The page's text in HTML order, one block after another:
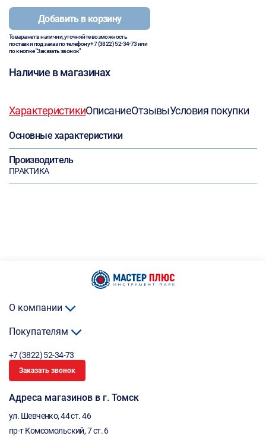
Добавить в корзину
Товара нет в наличии, уточняйте возможность
поставки под заказ по телефону+7 (3822) 52-34-73или
по кнопке "Заказать звонок"
Наличие в магазинах
ХарактеристикиОписаниеОтзывыУсловия покупки
Основные характеристики
Производитель
ПРАКТИКА
О компании
Покупателям
+7 (3822) 52-34-73
Заказать звонок
Адреса магазинов в г. Томск
ул. Шевченко, 44 ст. 46
пр-т Комсомольский, 7 ст. 6